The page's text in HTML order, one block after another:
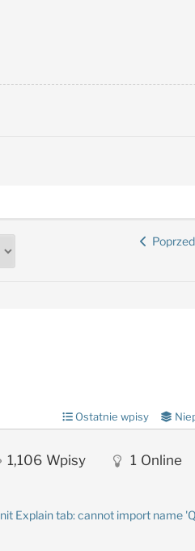
Ostatnie wpisy
1,106 Wpisy 1 Online
Explain tab: cannot import name